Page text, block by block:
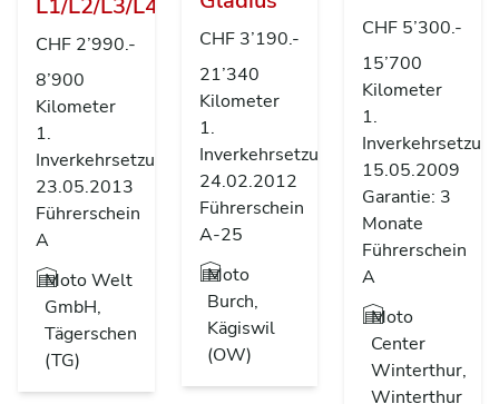
L1/L2/L3/L4
CHF 2’990.-
8’900
Kilometer
1.
Inverkehrsetzung
23.05.2013
Führerschein
A
Moto Welt
GmbH,
Tägerschen
(TG)
CHF 3’190.-
21’340
Kilometer
1.
Inverkehrsetzung
24.02.2012
Führerschein
A-25
Moto
Burch,
Kägiswil
(OW)
CHF 5’300.-
15’700
Kilometer
1.
15.05.2009
Garantie: 3
Monate
Führerschein
A
Moto
Center
Winterthur,
Winterthur